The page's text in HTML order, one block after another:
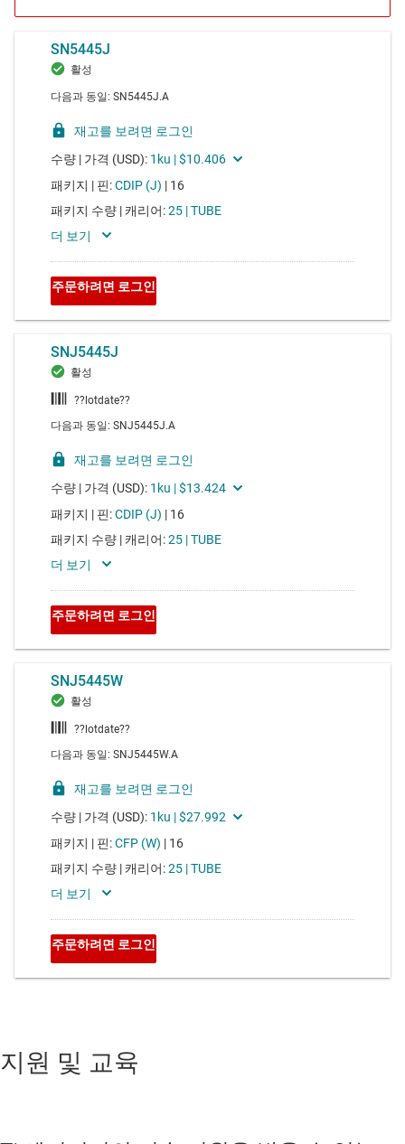
지원 및 교육